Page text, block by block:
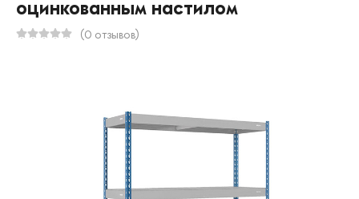
оцинкованным настилом
(0 отзывов)